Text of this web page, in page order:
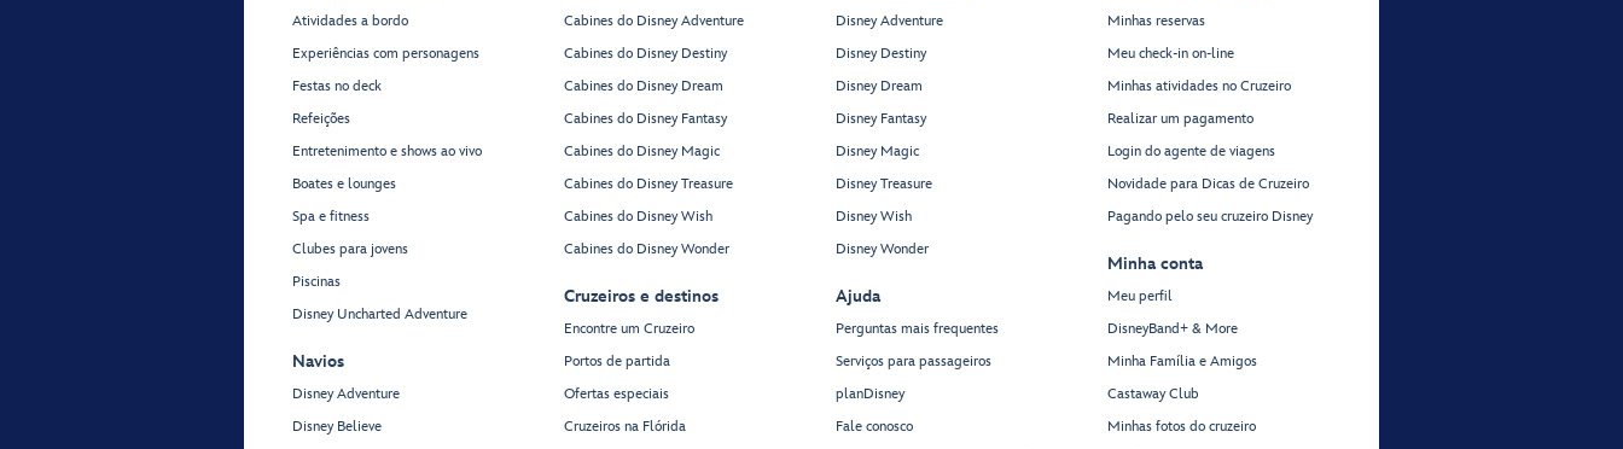
Atividades a bordo
Experiências com personagens
Festas no deck
Refeições
Entretenimento e shows ao vivo
Boates e lounges
Spa e fitness
Clubes para jovens
Piscinas
Disney Uncharted Adventure
Navios
Disney Adventure
Disney Believe
Cabines do Disney Adventure
Cabines do Disney Destiny
Cabines do Disney Dream
Cabines do Disney Fantasy
Cabines do Disney Magic
Cabines do Disney Treasure
Cabines do Disney Wish
Cabines do Disney Wonder
Cruzeiros e destinos
Encontre um Cruzeiro
Portos de partida
Ofertas especiais
Cruzeiros na Flórida
Disney Adventure
Disney Destiny
Disney Dream
Disney Fantasy
Disney Magic
Disney Treasure
Disney Wish
Disney Wonder
Ajuda
Perguntas mais frequentes
Serviços para passageiros
planDisney
Fale conosco
Minhas reservas
Meu check-in on-line
Minhas atividades no Cruzeiro
Realizar um pagamento
Login do agente de viagens
Novidade para Dicas de Cruzeiro
Pagando pelo seu cruzeiro Disney
Minha conta
Meu perfil
DisneyBand+ & More
Minha Família e Amigos
Castaway Club
Minhas fotos do cruzeiro